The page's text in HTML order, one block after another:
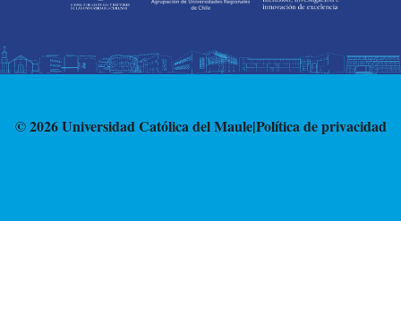
© 2026 Universidad Católica del Maule|Política de privacidad